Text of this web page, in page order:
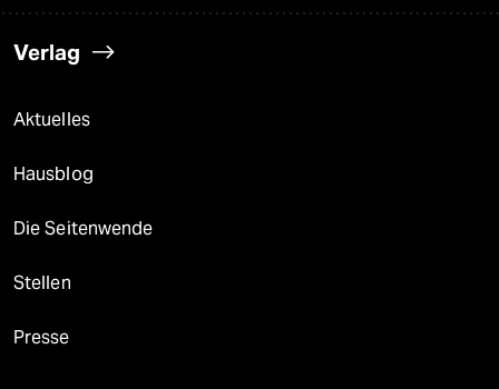
Verlag
Aktuelles
Hausblog
Die Seitenwende
Stellen
Presse